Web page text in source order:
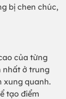
bị chen chúc,
của từng
nhất ở trung
xung quanh.
tạo điểm